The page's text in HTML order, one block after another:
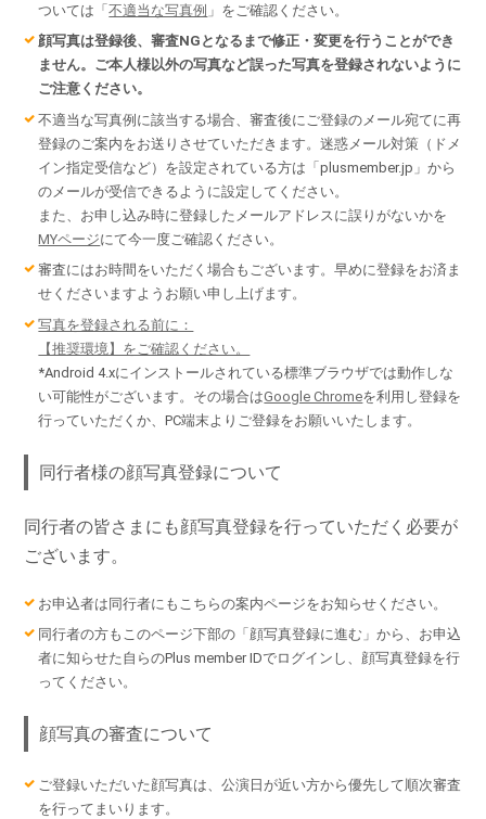
ついては「不適当な写真例 」をご確認ください。
顔写真は登録後、審査NGとなるまで修正・変更を行うことができ
ません。ご本人様以外の写真など誤った写真を登録されないように
ご注意ください。
不適当な写真例に該当する場合、審査後にご登録のメール宛てに再
登録のご案内をお送りさせていただきます。迷惑メール対策（ドメ
イン指定受信など）を設定されている方は「plusmember.jp」から
のメールが受信できるように設定してください。
また、お申し込み時に登録したメールアドレスに誤りがないかを
MYページにて今一度ご確認ください。
審査にはお時間をいただく場合もございます。早めに登録をお済ま
せくださいますようお願い申し上げます。
写真を登録される前に：
【推奨環境】をご確認ください。
*Android 4.xにインストールされている標準ブラウザでは動作しな
い可能性がございます。その場合はGoogle Chromeを利用し登録を
行っていただくか、PC端末よりご登録をお願いいたします。
同行者様の顔写真登録について
同行者の皆さまにも顔写真登録を行っていただく必要が
ございます。
お申込者は同行者にもこちらの案内ページをお知らせください。
同行者の方もこのページ下部の「顔写真登録に進む」から、お申込
者に知らせた自らのPlus member IDでログインし、顔写真登録を行
ってください。
顔写真の審査について
ご登録いただいた顔写真は、公演日が近い方から優先して順次審査
を行ってまいります。